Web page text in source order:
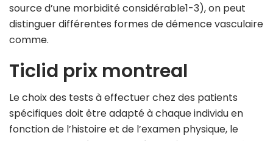
source d’une morbidité considérable1-3), on peut
distinguer différentes formes de démence vasculaire
comme.
Ticlid prix montreal
Le choix des tests à effectuer chez des patients
spécifiques doit être adapté à chaque individu en
fonction de l’histoire et de l’examen physique, le